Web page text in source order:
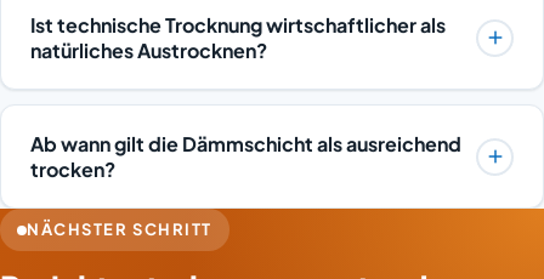
Regel die Gebäudeversicherung auch die Stromkosten
der Geräte. Dafür werden die Verbräuche über
Abgerechnet wird nach den tatsächlichen
Zählerständen gegenüber dem Versicherer. Liegt kein
Versicherungsfall vor, trägt der Auftraggeber die
werden.
Ist technische Trocknung wirtschaftlicher als
natürliches Austrocknen?
Natürliches Austrocknen benötigt zwar keine
Gerätetechnik, bindet das Gebäude aber oft über lange
Zeiträume und verschiebt Folgegewerke. Stillstand,
verursachen häufig höhere Folgekosten als die
Trocknung selbst. Die technische Trocknung macht den
Ab wann gilt die Dämmschicht als ausreichend
trocken?
Der Aufbau gilt als trocken, wenn die gemessenen
Werte den materialüblichen Ausgleichsfeuchten
NÄCHSTER SCHRITT